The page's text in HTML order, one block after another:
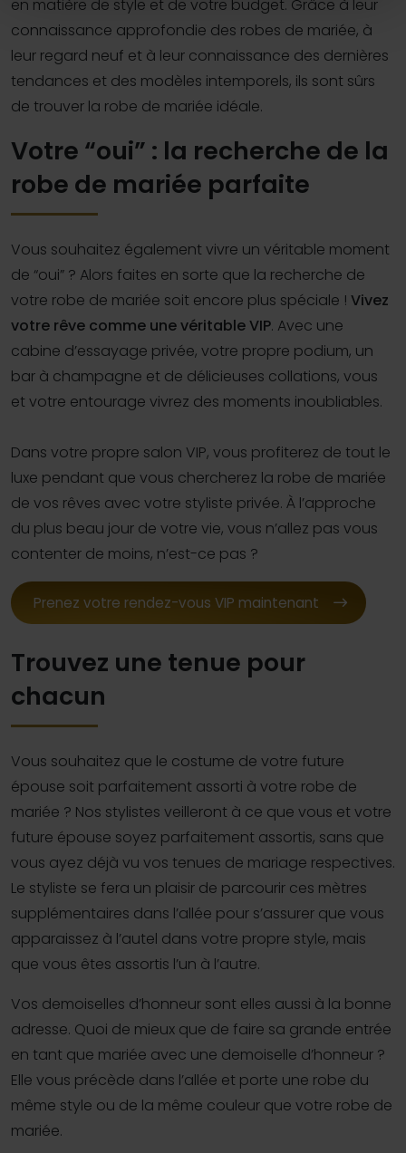
en matière de style et de votre budget. Grâce à leur
connaissance approfondie des robes de mariée, à
leur regard neuf et à leur connaissance des dernières
tendances et des modèles intemporels, ils sont sûrs
de trouver la robe de mariée idéale.
Votre “oui” : la recherche de la
robe de mariée parfaite
Vous souhaitez également vivre un véritable moment
de “oui” ? Alors faites en sorte que la recherche de
votre robe de mariée soit encore plus spéciale ! Vivez
votre rêve comme une véritable VIP. Avec une
cabine d’essayage privée, votre propre podium, un
bar à champagne et de délicieuses collations, vous
et votre entourage vivrez des moments inoubliables.
Dans votre propre salon VIP, vous profiterez de tout le
luxe pendant que vous chercherez la robe de mariée
de vos rêves avec votre styliste privée. À l’approche
du plus beau jour de votre vie, vous n’allez pas vous
contenter de moins, n’est-ce pas ?
Prenez votre rendez-vous VIP maintenant
Trouvez une tenue pour
chacun
Vous souhaitez que le costume de votre future
épouse soit parfaitement assorti à votre robe de
mariée ? Nos stylistes veilleront à ce que vous et votre
future épouse soyez parfaitement assortis, sans que
vous ayez déjà vu vos tenues de mariage respectives.
Le styliste se fera un plaisir de parcourir ces mètres
supplémentaires dans l’allée pour s’assurer que vous
apparaissez à l’autel dans votre propre style, mais
que vous êtes assortis l’un à l’autre.
Vos demoiselles d’honneur sont elles aussi à la bonne
adresse. Quoi de mieux que de faire sa grande entrée
en tant que mariée avec une demoiselle d’honneur ?
Elle vous précède dans l’allée et porte une robe du
même style ou de la même couleur que votre robe de
mariée.